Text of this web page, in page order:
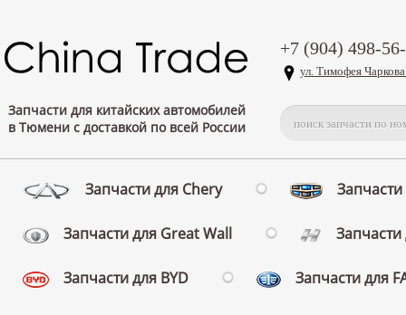
Запчасти для китайских автомобилей
в Тюмени с доставкой по всей России
+7 (904) 498-
ул. Тимофея
Запчасти для Chery
Запчасти для Great Wall
Запчасти для BYD Запчасти для